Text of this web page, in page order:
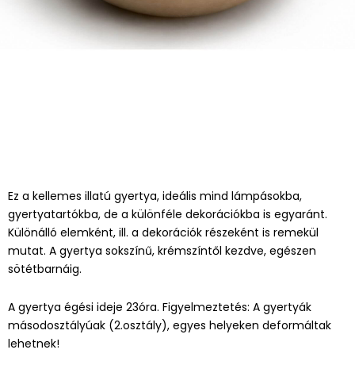
Ez a kellemes illatú gyertya, ideális mind lámpásokba,
gyertyatartókba, de a különféle dekorációkba is egyaránt.
Különálló elemként, ill. a dekorációk részeként is remekül
mutat. A gyertya sokszínű, krémszíntől kezdve, egészen
sötétbarnáig.
A gyertya égési ideje 23óra. Figyelmeztetés: A gyertyák
másodosztályúak (2.osztály), egyes helyeken deformáltak
lehetnek!